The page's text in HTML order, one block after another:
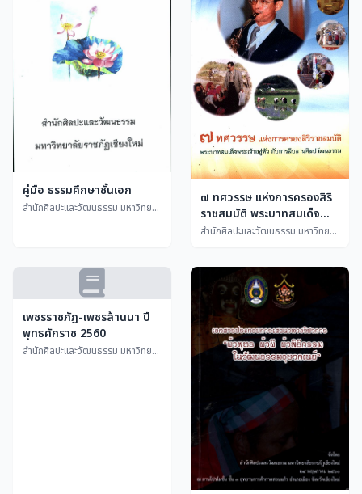
คู่มือ ธรรมศึกษาชั้นเอก
สำนักศิลปะและวัฒนธรรม มหาวิทยาลัยราชภัฏเชียงใหม่
๗ ทศวรรษ แห่งการครองสิริ
ราชสมบัติ พระบาทสมเด็จ
พระเจ้าอยู่หัว กับการสืบสานสำนักศิลปะและวัฒนธรรม มหาวิทยาลัยราชภัฏเชียงใหม่ - ผู้ช่วยศาสตราจารย์ชูสิทธิ์ ชูชาติ
เพชรราชภัฏ-เพชรล้านนา ปี
พุทธศักราช 2560
สำนักศิลปะและวัฒนธรรม มหาวิทยาลัยราชภัฏเชียงใหม่